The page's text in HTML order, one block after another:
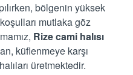
bölgenin yüksek
mutlaka göz
Rize cami halısı
küflenmeye karşı
üretmektedir.